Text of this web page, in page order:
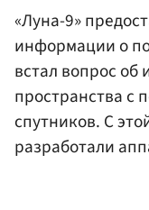
«Луна-9»
информации о
встал вопрос об
пространства с
спутников. С
разработали